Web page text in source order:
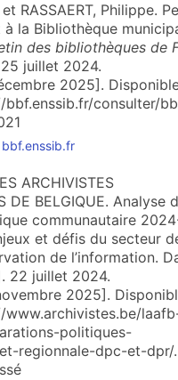
RASSAERT, Philippe.
la Bibliothèque
des bibliothèques de
juillet 2024.
2025].
bbf.enssib.fr/consulter/
ARCHIVISTES
DE BELGIQUE. Analyse
communautaire
et défis du secteur
de l’information.
22 juillet 2024.
2025].
www.archivistes.be/
politiques-
regionnale-dpc-et-dpr/.